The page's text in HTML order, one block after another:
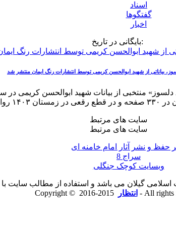
اسناد
گفتگوها
اخبار
بایگانی در تاریخ:
بیاناتی از شهید ابوالحسن کریمی توسط انتشارات رنگ ایمان منتشر شد
منتخبی از بیانات شهید ابوالحسن کریمی
نشر شد
سایت های مرتبط
سایت های مرتبط
حفظ و نشر آثار امام خامنه ای
سراج 8
وبسایت کوچک جنگلی
گیلان می باشد و استفاده از مطالب سایت با
Copyright ©
انتظار 2015-2016 - All